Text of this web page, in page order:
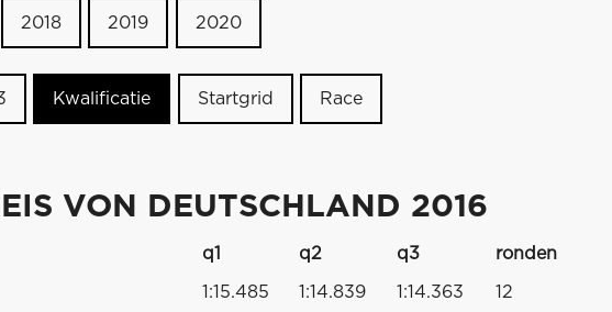
2018 2019 2020
Kwalificatie Startgrid Race
VON DEUTSCHLAND 2016
q1 q2 q3 ronden
1:15.485 1:14.839 1:14.363 12